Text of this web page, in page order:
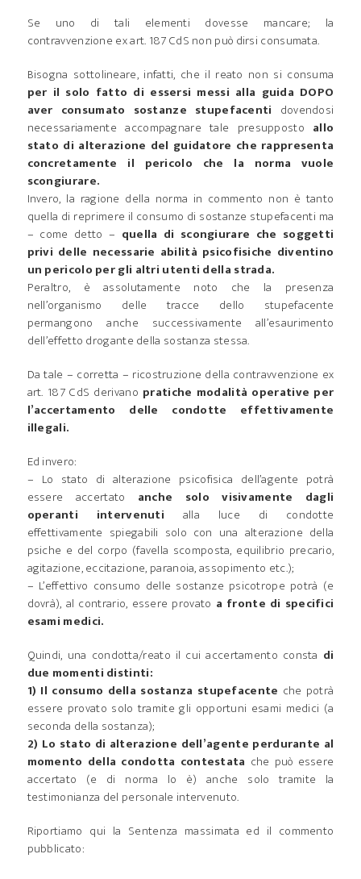
Se uno di tali elementi dovesse mancare; la
contravvenzione ex art. 187 CdS non può dirsi consumata.
Bisogna sottolineare, infatti, che il reato non si consuma
per il solo fatto di essersi messi alla guida DOPO
aver consumato sostanze stupefacenti dovendosi
necessariamente accompagnare tale presupposto allo
stato di alterazione del guidatore che rappresenta
concretamente il pericolo che la norma vuole
scongiurare.
Invero, la ragione della norma in commento non è tanto
quella di reprimere il consumo di sostanze stupefacenti ma
– come detto – quella di scongiurare che soggetti
privi delle necessarie abilità psicofisiche diventino
un pericolo per gli altri utenti della strada.
Peraltro, è assolutamente noto che la presenza
nell’organismo delle tracce dello stupefacente
permangono anche successivamente all’esaurimento
dell’effetto drogante della sostanza stessa.
Da tale – corretta – ricostruzione della contravvenzione ex
art. 187 CdS derivano pratiche modalità operative per
l’accertamento delle condotte effettivamente
illegali.
Ed invero:
– Lo stato di alterazione psicofisica dell’agente potrà
essere accertato anche solo visivamente dagli
operanti intervenuti alla luce di condotte
effettivamente spiegabili solo con una alterazione della
psiche e del corpo (favella scomposta, equilibrio precario,
agitazione, eccitazione, paranoia, assopimento etc.);
– L’effettivo consumo delle sostanze psicotrope potrà (e
dovrà), al contrario, essere provato a fronte di specifici
esami medici.
Quindi, una condotta/reato il cui accertamento consta di
due momenti distinti:
1) Il consumo della sostanza stupefacente che potrà
essere provato solo tramite gli opportuni esami medici (a
seconda della sostanza);
2) Lo stato di alterazione dell’agente perdurante al
momento della condotta contestata che può essere
accertato (e di norma lo è) anche solo tramite la
testimonianza del personale intervenuto.
Riportiamo qui la Sentenza massimata ed il commento
pubblicato: